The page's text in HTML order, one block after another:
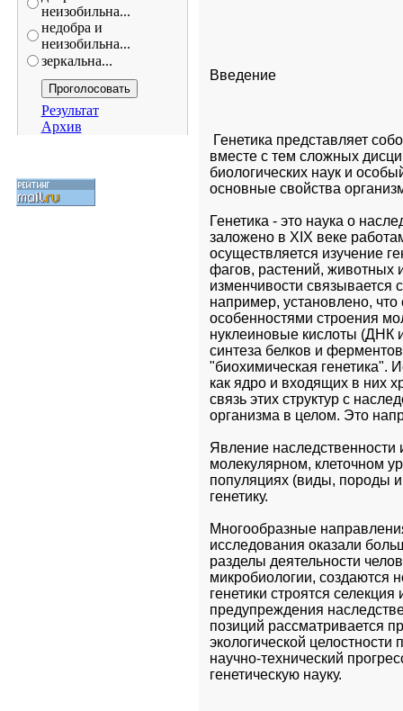
неизобильна...
недобра и
неизобильна...
зеркальна...
Результат
Архив
Введение
Генетика представляет
вместе с тем сложных
биологических наук и
основные свойства
Генетика - это наука о
заложено в XIX веке
осуществляется изучение
фагов, растений, животных
изменчивости связывается
например, установлено,
особенностями строения
нуклеиновые кислоты (ДНК
синтеза белков и
"биохимическая генетика".
как ядро и входящих в них
связь этих структур с
организма в целом. Это
Явление наследственности
молекулярном, клеточном
популяциях (виды, породы
генетику.
Многообразные
исследования оказали
разделы деятельности
микробиологии, создаются
генетики строятся
предупреждения
позиций рассматривается
экологической
научно-технический
генетическую науку.